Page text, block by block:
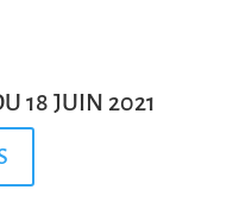
18 JUIN 2021